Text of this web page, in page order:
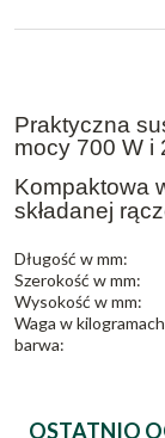
Praktyczna
mocy 700 W i
Kompaktowa
składanej
Długość w mm:
Szerokość w mm:
Wysokość w mm:
Waga w
barwa:
OSTATNIO